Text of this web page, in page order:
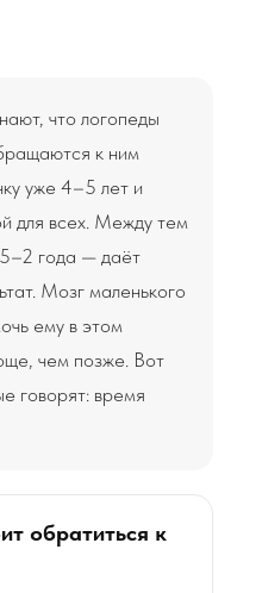
что логопеды
к ним
уже 4–5 лет и
для всех. Между тем
года — даёт
Мозг маленького
ему в этом
чем позже. Вот
говорят: время
обратиться к